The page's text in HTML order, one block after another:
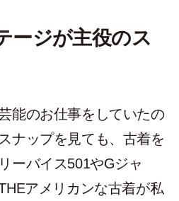
ージが主役のス
能のお仕事をしていたの
ナップを見ても、古着を
ーバイス501やGジャ
アメリカンな古着が私